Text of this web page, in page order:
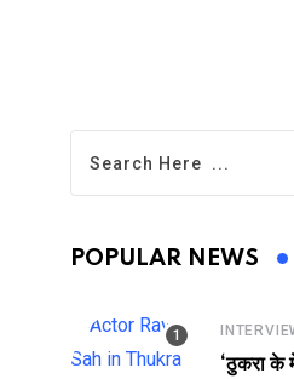
POPULAR NEWS
‘ठुकरा के